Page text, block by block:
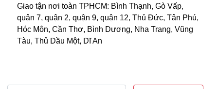
Giao tận nơi toàn TPHCM: Bình Thạnh, Gò Vấp,
quận 7, quận 2, quận 9, quận 12, Thủ Đức, Tân Phú,
Hóc Môn, Cần Thơ, Bình Dương, Nha Trang, Vũng
Tàu, Thủ Dầu Một, Dĩ An